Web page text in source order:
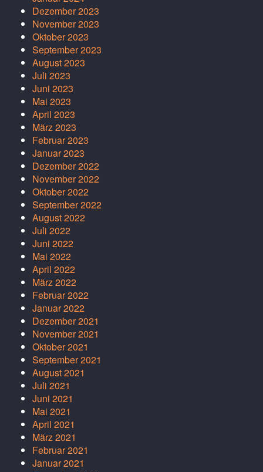
Dezember 2023
November 2023
Oktober 2023
September 2023
August 2023
Juli 2023
Juni 2023
Mai 2023
April 2023
März 2023
Februar 2023
Januar 2023
Dezember 2022
November 2022
Oktober 2022
September 2022
August 2022
Juli 2022
Juni 2022
Mai 2022
April 2022
März 2022
Februar 2022
Januar 2022
Dezember 2021
November 2021
Oktober 2021
September 2021
August 2021
Juli 2021
Juni 2021
Mai 2021
April 2021
März 2021
Februar 2021
Januar 2021